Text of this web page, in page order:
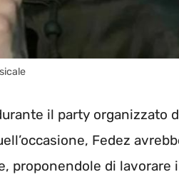
il party organizzato
Fedez
proponendole di lavorare